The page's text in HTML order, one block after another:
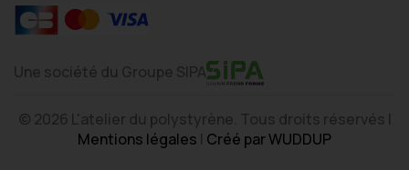
Une société du Groupe SIPA
© 2026 L'atelier du polystyrène. Tous droits réservés |
Mentions légales | Créé par WUDDUP